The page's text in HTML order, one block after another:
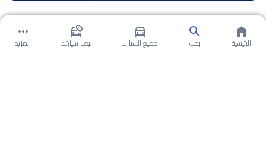
الرئيسية بحث جميع السيارت بيعنا سيارتك المزيد